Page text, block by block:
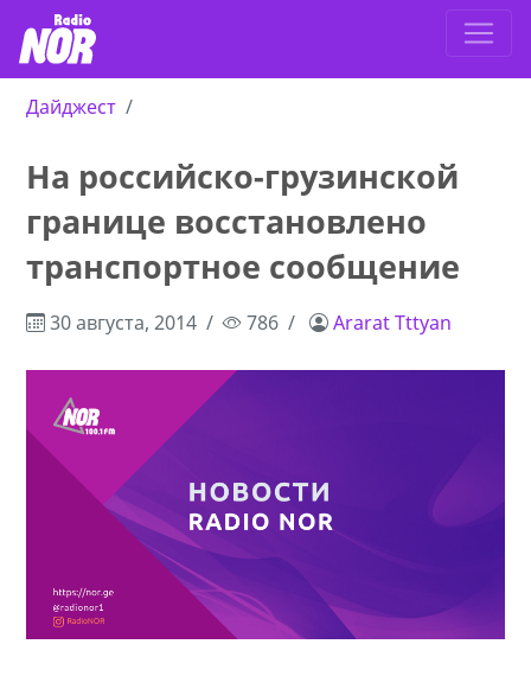
Дайджест
На российско-грузинской
границе восстановлено
транспортное сообщение
30 августа, 2014 786 Ararat Tttyan